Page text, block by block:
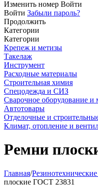
Изменить номер Войти
Войти Забыли пароль?
Продолжить
Категории
Категории
Крепеж и метизы
Такелаж
Инструмент
Расходные материалы
Строительная химия
Спецодежда и СИЗ
Сварочное оборудование и
Автотовары
Отделочные и
Климат, отопление и
Ремни
Главная/
плоские ГОСТ 23831